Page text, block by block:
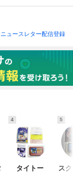
ニュースレター配信登録
4
タイトー
5
ス